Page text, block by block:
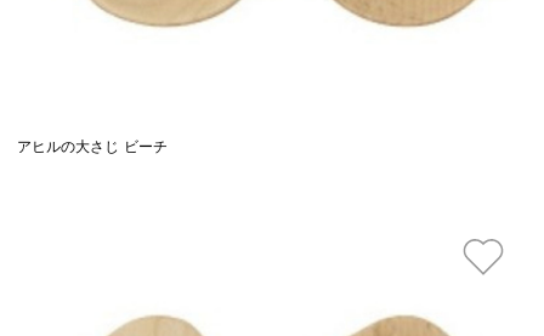
アヒルの大さじ ビーチ